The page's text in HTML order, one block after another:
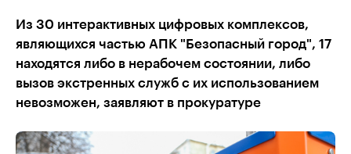
Из 30 интерактивных цифровых комплексов,
являющихся частью АПК "Безопасный город", 17
находятся либо в нерабочем состоянии, либо
вызов экстренных служб с их использованием
невозможен, заявляют в прокуратуре